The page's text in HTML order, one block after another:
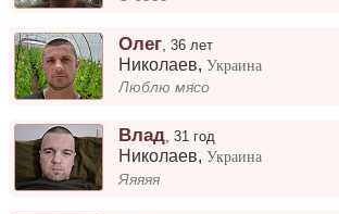
Олег ,36 лет
Николаев,Украина
Люблю мясо
Влад,31 год
Николаев,Украина
Яяяяя